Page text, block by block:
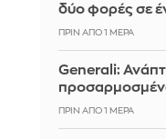
δύο φορές σε
ΠΡΙΝ ΑΠΌ 1 ΜΈΡΑ
Generali:
ΠΡΙΝ ΑΠΌ 1 ΜΈΡΑ